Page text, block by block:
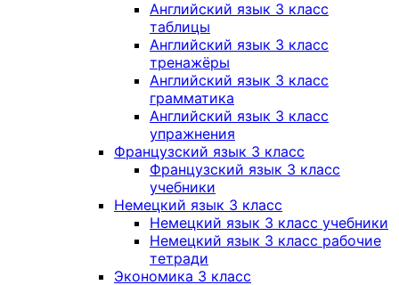
Английский язык 3 класс
таблицы
Английский язык 3 класс
тренажёры
Английский язык 3 класс
грамматика
Английский язык 3 класс
упражнения
Французский язык 3 класс
Французский язык 3 класс
учебники
Немецкий язык 3 класс
Немецкий язык 3 класс учебники
Немецкий язык 3 класс рабочие
тетради
Экономика 3 класс